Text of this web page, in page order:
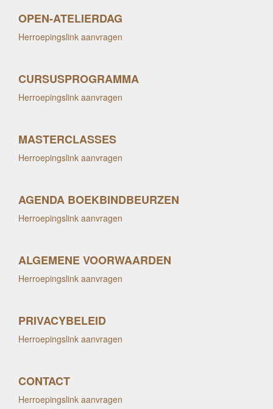
OPEN-ATELIERDAG
Herroepingslink aanvragen
CURSUSPROGRAMMA
Herroepingslink aanvragen
MASTERCLASSES
Herroepingslink aanvragen
AGENDA BOEKBINDBEURZEN
Herroepingslink aanvragen
ALGEMENE VOORWAARDEN
Herroepingslink aanvragen
PRIVACYBELEID
Herroepingslink aanvragen
CONTACT
Herroepingslink aanvragen